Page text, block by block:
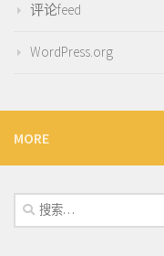
评论feed
WordPress.org
MORE
搜
索：